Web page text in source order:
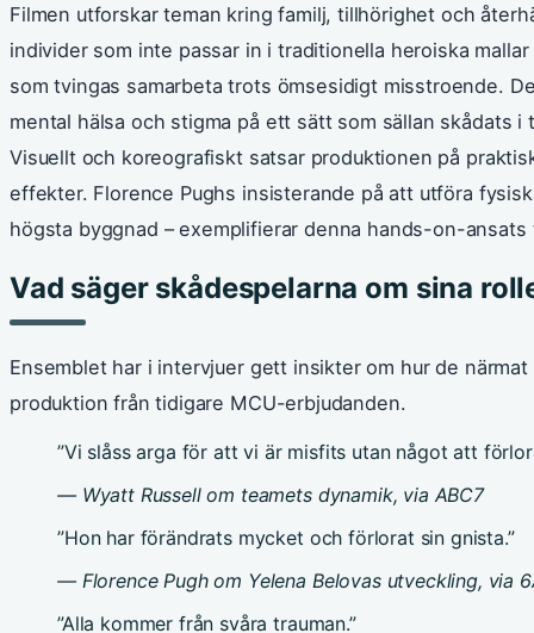
Filmen utforskar teman kring familj, tillhörighet och
individer som inte passar in i traditionella heroiska
som tvingas samarbeta trots ömsesidigt misstroende.
mental hälsa och stigma på ett sätt som sällan skådats
Visuellt och koreografiskt satsar produktionen på
effekter. Florence Pughs insisterande på att utföra
högsta byggnad – exemplifierar denna hands-on-
Vad säger skådespelarna om sina
Ensemblet har i intervjuer gett insikter om hur de
produktion från tidigare MCU-erbjudanden.
”Vi slåss arga för att vi är misfits utan något att
— Wyatt Russell om teamets dynamik, via ABC7
”Hon har förändrats mycket och förlorat sin gnista.”
— Florence Pugh om Yelena Belovas utveckling, via
”Alla kommer från svåra trauman.”